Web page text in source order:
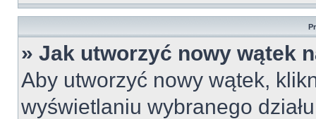
» Jak utworzyć nowy wątek
Aby utworzyć nowy wątek,
wyświetlaniu wybranego